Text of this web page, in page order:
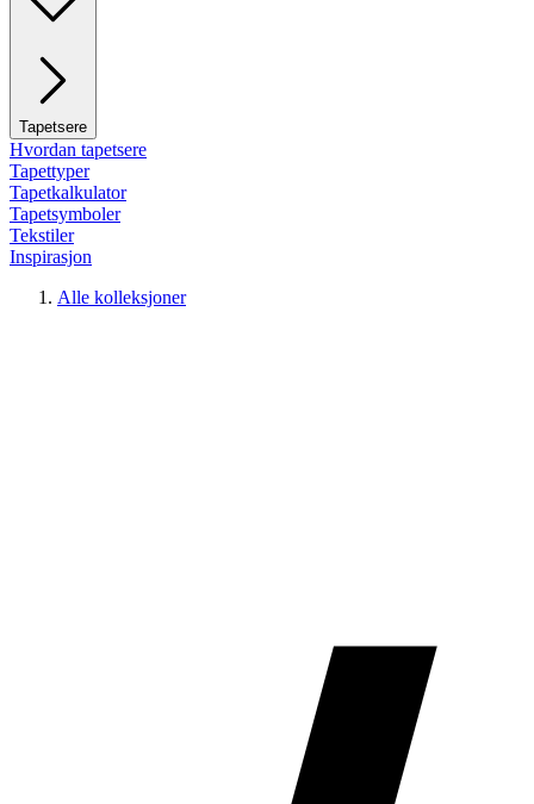
Tapetsere
Hvordan tapetsere
Tapettyper
Tapetkalkulator
Tapetsymboler
Tekstiler
Inspirasjon
Alle kolleksjoner